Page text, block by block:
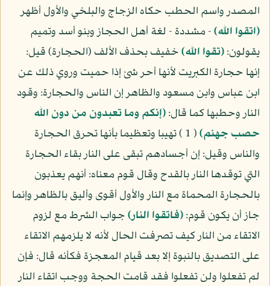
المصدر واسم الحطب حكاه الزجاج والبلخي والأول أظهر
(اتقوا الله)- مشددة - لغة أهل الحجاز وبنو أسد وتميم
يقولون:(تقوا الله)خفيف بحذف الألف (الحجارة) قيل:
إنها حجارة الكبريت لأنها أحر شئ إذا حميت وروي ذلك عن
ابن عباس وابن مسعود والظاهر إن الناس والحجارة: وقود
النار وحطبها كما قال:(إنكم وما تعبدون من دون الله
حصب جهنم)
( 1 ) تهيبا وتعظيما بأنها تحرق الحجارة
والناس وقيل: إن أجسادهم تبقى على النار بقاء الحجارة
التي توقدها النار بالقدح وقال قوم معناه: أنهم يعذبون
بالحجارة المحماة مع النار والأول أقوى وأليق بالظاهر وإنما
جاز أن يكون قوم:(فاتقوا النار)جواب الشرط مع لزوم
الاتقاء من النار كيف تصرفت الحال لأنه لا يلزمهم الاتقاء
على التصديق بالنبوة إلا بعد قيام المعجزة فكأنه قال: فإن
لم تفعلوا ولن تفعلوا فقد قامت الحجة ووجب اتقاء النار